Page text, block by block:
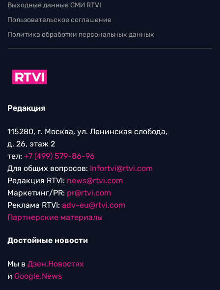
Выходные данные СМИ RTVI
Пользовательское соглашение
Политика обработки персональных данных
Редакция
115280, г. Москва, ул. Ленинская слобода,
д. 26, этаж 2
тел: +7 (499) 579-86-96
Для общих вопросов: Infortvi@rtvi.com
Редакция RTVI: news@rtvi.com
Маркетинг/PR: pr@rtvi.com
Реклама RTVI: adv-eu@rtvi.com
Партнерские материалы
Достойные новости
Мы в Дзен.Новостях
и Google.News